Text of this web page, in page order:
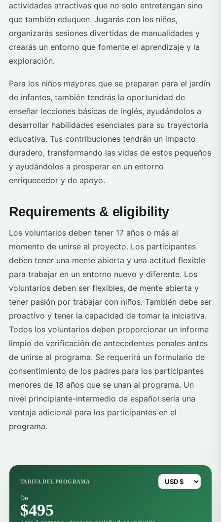
actividades atractivas que no solo entretengan sino
que también eduquen. Jugarás con los niños,
organizarás sesiones divertidas de manualidades y
crearás un entorno que fomente el aprendizaje y la
exploración.
Para los niños mayores que se preparan para el jardín
de infantes, también tendrás la oportunidad de
enseñar lecciones básicas de inglés, ayudándolos a
desarrollar habilidades esenciales para su trayectoria
educativa. Tus contribuciones tendrán un impacto
duradero, transformando las vidas de estos pequeños
y ayudándolos a prosperar en un entorno
enriquecedor y de apoyo.
Requirements & eligibility
Los voluntarios deben tener 17 años o más al
momento de unirse al proyecto. Los participantes
deben tener una mente abierta y una actitud flexible
para trabajar en un entorno nuevo y diferente. Los
voluntarios deben ser flexibles, de mente abierta y
tener pasión por trabajar con niños. También debe ser
proactivo y tener la capacidad de tomar la iniciativa.
Todos los voluntarios deben proporcionar un informe
limpio de verificación de antecedentes penales antes
de unirse al programa. Se requerirá un formulario de
consentimiento de los padres para los participantes
menores de 18 años que se unan al programa. Un
nivel principiante-intermedio de español sería una
ventaja adicional para los participantes en el
programa.
TARIFA DEL PROGRAMA
De
$495